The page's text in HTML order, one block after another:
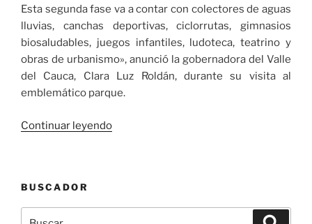
Esta segunda fase va a contar con colectores de aguas
lluvias, canchas deportivas, ciclorrutas, gimnasios
biosaludables, juegos infantiles, ludoteca, teatrino y
obras de urbanismo», anunció la gobernadora del Valle
del Cauca, Clara Luz Roldán, durante su visita al
emblemático parque.
Continuar leyendo«Gobernadora
segunda
BUSCADOR